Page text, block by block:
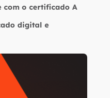
com o certificado A
digital e